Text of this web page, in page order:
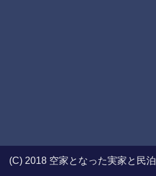
(C) 2018 空家となった実家と民泊